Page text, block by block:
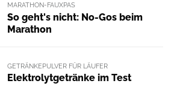
MARATHON-FAUXPAS
So geht's nicht: No-Gos beim
Marathon
GETRÄNKEPULVER FÜR LÄUFER
Elektrolytgetränke im Test